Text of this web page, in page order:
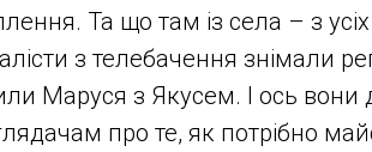
Та що там із села – з усіх
з телебачення знімали
Маруся з Якусем. І ось вони
про те, як потрібно